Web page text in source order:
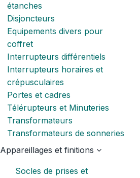
étanches
Disjoncteurs
Equipements divers pour
coffret
Interrupteurs différentiels
Interrupteurs horaires et
crépusculaires
Portes et cadres
Télérupteurs et Minuteries
Transformateurs
Transformateurs de sonneries
Appareillages et finitions
Socles de prises et